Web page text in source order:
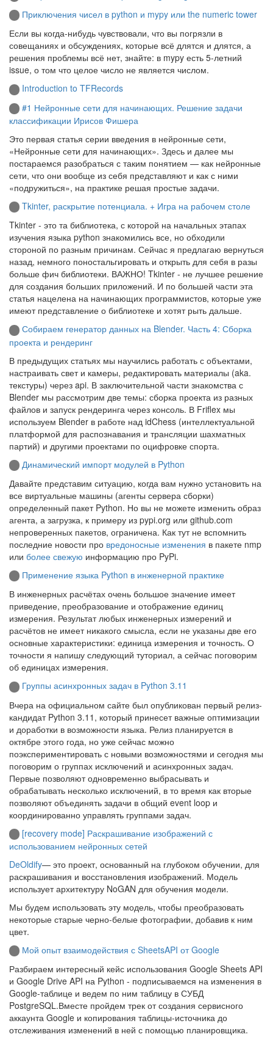
Приключения чисел в python и mypy или the numeric tower
Если вы когда-нибудь чувствовали, что вы погрязли в
совещаниях и обсуждениях, которые всё длятся и длятся, а
решения проблемы всё нет, знайте: в mypy есть 5-летний
issue, о том что целое число не является числом.
Introduction to TFRecords
#1 Нейронные сети для начинающих. Решение задачи
классификации Ирисов Фишера
Это первая статья серии введения в нейронные сети,
«Нейронные сети для начинающих». Здесь и далее мы
постараемся разобраться с таким понятием — как нейронные
сети, что они вообще из себя представляют и как с ними
«подружиться», на практике решая простые задачи.
Tkinter, раскрытие потенциала. + Игра на рабочем столе
Tkinter - это та библиотека, с которой на начальных этапах
изучения языка python знакомились все, но обходили
стороной по разным причинам. Сейчас я предлагаю вернуться
назад, немного поностальгировать и открыть для себя в разы
больше фич библиотеки. ВАЖНО! Tkinter - не лучшее решение
для создания больших приложений. И по большей части эта
статья нацелена на начинающих программистов, которые уже
имеют представление о библиотеке и хотят рыть дальше.
Собираем генератор данных на Blender. Часть 4: Сборка
проекта и рендеринг
В предыдущих статьях мы научились работать с объектами,
настраивать свет и камеры, редактировать материалы (aka.
текстуры) через api. В заключительной части знакомства с
Blender мы рассмотрим две темы: сборка проекта из разных
файлов и запуск рендеринга через консоль. В Friflex мы
используем Blender в работе над idChess (интеллектуальной
платформой для распознавания и трансляции шахматных
партий) и другими проектами по оцифровке спорта.
Динамический импорт модулей в Python
Давайте представим ситуацию, когда вам нужно установить на
все виртуальные машины (агенты сервера сборки)
определенный пакет Python. Но вы не можете изменить образ
агента, а загрузка, к примеру из pypi.org или github.com
непроверенных пакетов, ограничена. Как тут не вспомнить
последние новости про вредоносные изменения в пакете nmp
или более свежую информацию про PyPi.
Применение языка Python в инженерной практике
В инженерных расчётах очень большое значение имеет
приведение, преобразование и отображение единиц
измерения. Результат любых инженерных измерений и
расчётов не имеет никакого смысла, если не указаны две его
основные характеристики: единица измерения и точность. О
точности я напишу следующий туториал, а сейчас поговорим
об единицах измерения.
Группы асинхронных задач в Python 3.11
Вчера на официальном сайте был опубликован первый релиз-
кандидат Python 3.11, который принесет важные оптимизации
и доработки в возможности языка. Релиз планируется в
октябре этого года, но уже сейчас можно
поэкспериментировать с новыми возможностями и сегодня мы
поговорим о группах исключений и асинхронных задач.
Первые позволяют одновременно выбрасывать и
обрабатывать несколько исключений, в то время как вторые
позволяют объединять задачи в общий event loop и
координированно управлять группами задач.
[recovery mode] Раскрашивание изображений с
использованием нейронных сетей
DeOldify— это проект, основанный на глубоком обучении, для
раскрашивания и восстановления изображений. Модель
использует архитектуру NoGAN для обучения модели.
Мы будем использовать эту модель, чтобы преобразовать
некоторые старые черно-белые фотографии, добавив к ним
цвет.
Мой опыт взаимодействия с SheetsAPI от Google
Разбираем интересный кейс использования Google Sheets API
и Google Drive API на Python - подписываемся на изменения в
Google-таблице и ведем по ним таблицу в СУБД
PostgreSQL.Вместе пройдем трек от создания сервисного
аккаунта Google и копирования таблицы-источника до
отслеживания изменений в ней с помощью планировщика.